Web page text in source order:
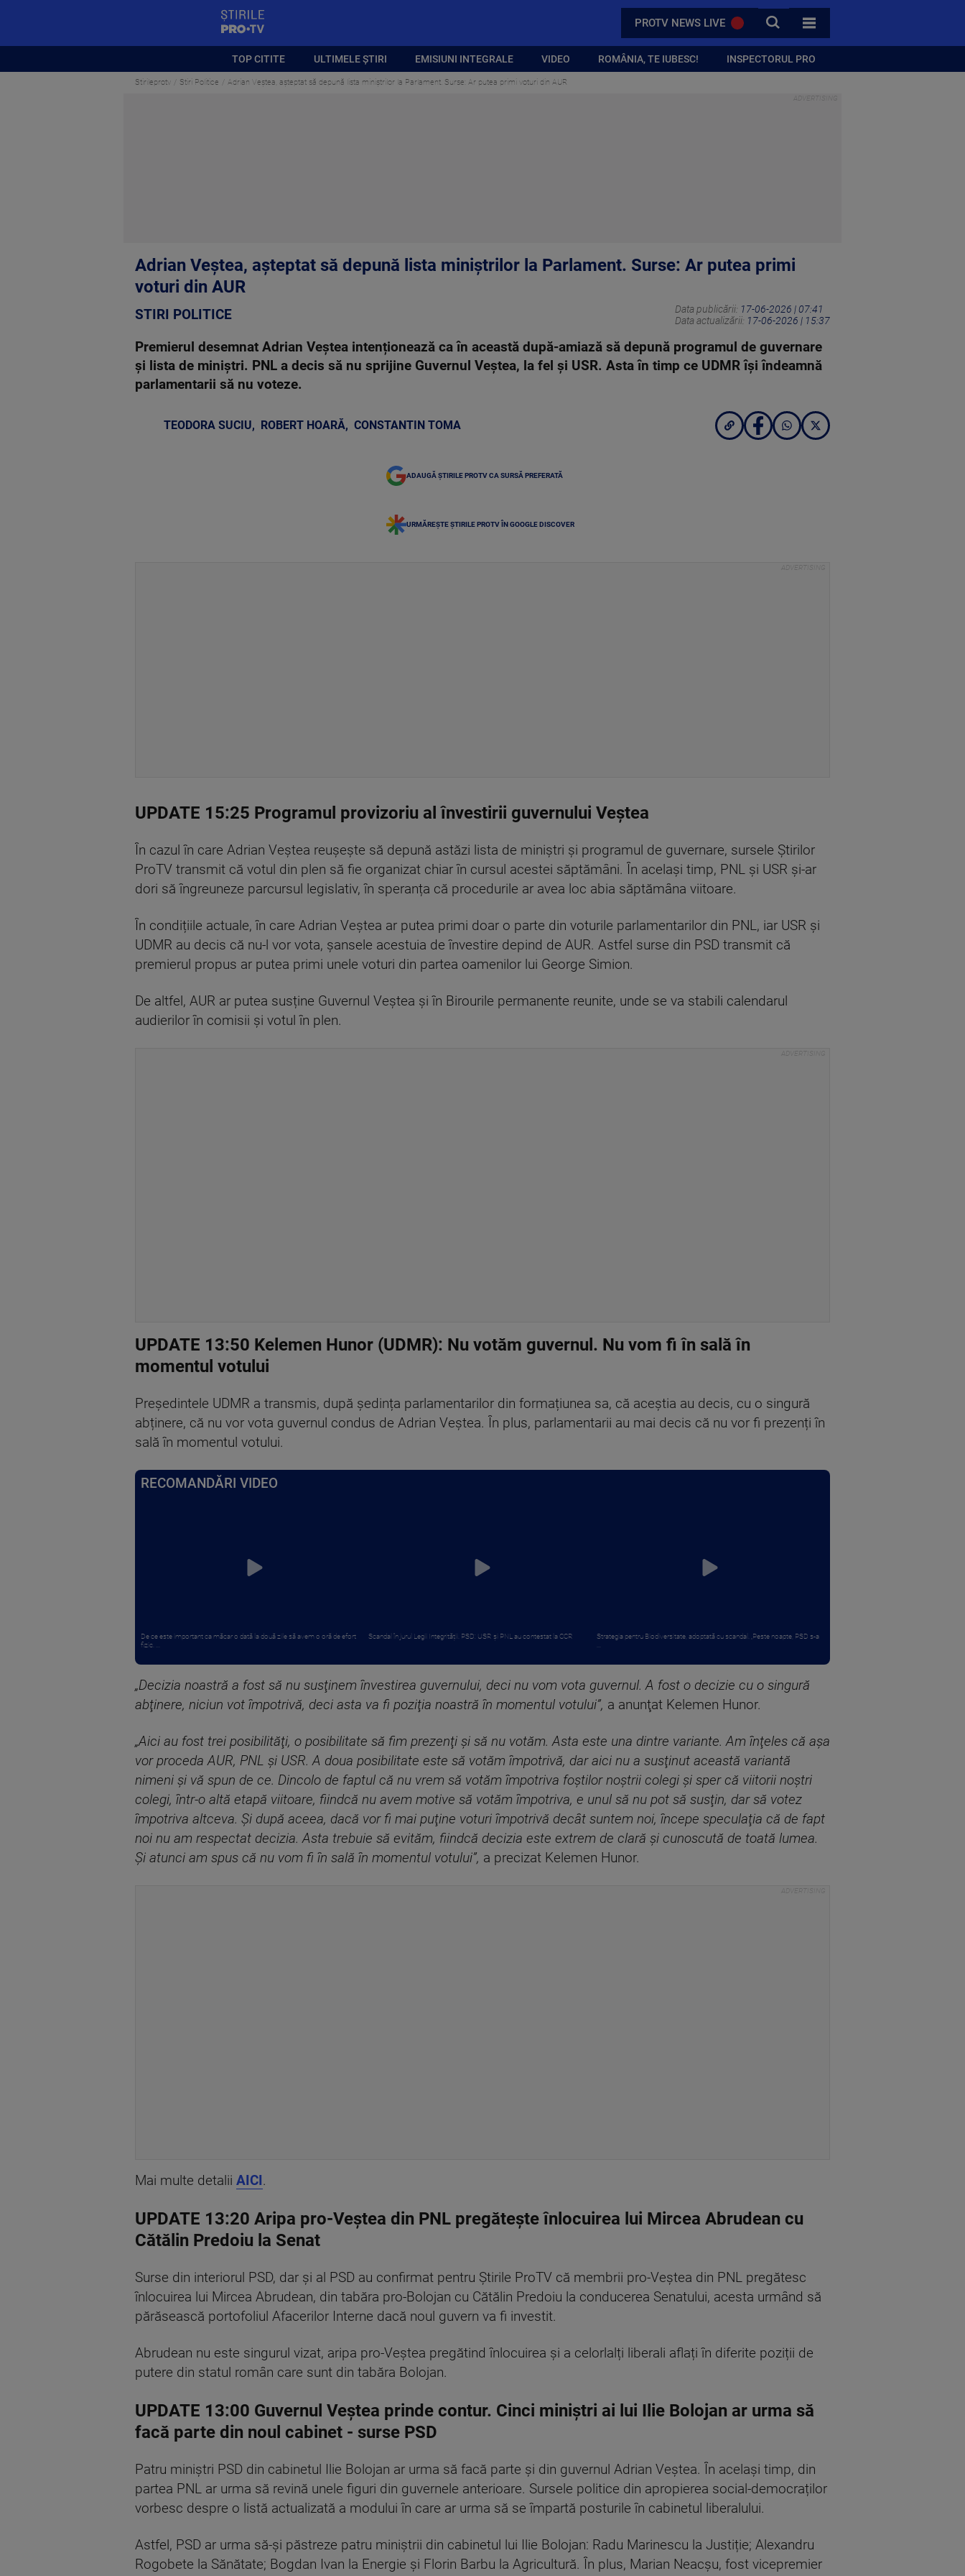
PROTV NEWS LIVE CAUTA
TOATE CATEGORIILE
TOP CITITE ULTIMELE ȘTIRI EMISIUNI INTEGRALE VIDEO ROMÂNIA, TE IUBESC! INSPECTORUL PRO
Stirileprotv Stiri Politice Adrian Veștea, așteptat să depună lista miniștrilor la Parlament. Surse: Ar putea primi voturi din AUR
Adrian Veștea, așteptat să depună lista miniștrilor la Parlament. Surse: Ar putea primi
voturi din AUR
STIRI POLITICE Data publicării: 17-06-2026 | 07:41
Data actualizării: 17-06-2026 | 15:37
Premierul desemnat Adrian Veștea intenționează ca în această după-amiază să depună programul de guvernare
şi lista de miniştri. PNL a decis să nu sprijine Guvernul Veștea, la fel și USR. Asta în timp ce UDMR își îndeamnă
parlamentarii să nu voteze.
TEODORA SUCIU, ROBERT HOARĂ, CONSTANTIN TOMA
ADAUGĂ ȘTIRILE PROTV CA SURSĂ PREFERATĂ
URMĂREȘTE ȘTIRILE PROTV ÎN GOOGLE DISCOVER
UPDATE 15:25 Programul provizoriu al învestirii guvernului Veștea
În cazul în care Adrian Veștea reușește să depună astăzi lista de miniștri și programul de guvernare, sursele Știrilor
ProTV transmit că votul din plen să fie organizat chiar în cursul acestei săptămâni. În același timp, PNL și USR și-ar
dori să îngreuneze parcursul legislativ, în speranța că procedurile ar avea loc abia săptămâna viitoare.
În condițiile actuale, în care Adrian Veștea ar putea primi doar o parte din voturile parlamentarilor din PNL, iar USR și
UDMR au decis că nu-l vor vota, șansele acestuia de învestire depind de AUR. Astfel surse din PSD transmit că
premierul propus ar putea primi unele voturi din partea oamenilor lui George Simion.
De altfel, AUR ar putea susține Guvernul Veștea și în Birourile permanente reunite, unde se va stabili calendarul
audierilor în comisii și votul în plen.
UPDATE 13:50 Kelemen Hunor (UDMR): Nu votăm guvernul. Nu vom fi în sală în
momentul votului
Președintele UDMR a transmis, după ședința parlamentarilor din formațiunea sa, că aceștia au decis, cu o singură
abținere, că nu vor vota guvernul condus de Adrian Veștea. În plus, parlamentarii au mai decis că nu vor fi prezenți în
sală în momentul votului.
RECOMANDĂRI VIDEO
De ce este important ca măcar o dată la două zile să avem o oră de efort
fizic. ...
Scandal în jurul Legii Integrității. PSD: USR și PNL au contestat la CCR
Strategia pentru Biodiversitate, adoptată cu scandal. „Peste noapte, PSD s-a
„Decizia noastră a fost să nu susţinem învestirea guvernului, deci nu vom vota guvernul. A fost o decizie cu o singură
abţinere, niciun vot împotrivă, deci asta va fi poziţia noastră în momentul votului”, a anunţat Kelemen Hunor.
„Aici au fost trei posibilităţi, o posibilitate să fim prezenţi şi să nu votăm. Asta este una dintre variante. Am înţeles că aşa
vor proceda AUR, PNL şi USR. A doua posibilitate este să votăm împotrivă, dar aici nu a susţinut această variantă
nimeni şi vă spun de ce. Dincolo de faptul că nu vrem să votăm împotriva foştilor noştrii colegi şi sper că viitorii noştri
colegi, într-o altă etapă viitoare, fiindcă nu avem motive să votăm împotriva, e unul să nu pot să susţin, dar să votez
împotriva altceva. Şi după aceea, dacă vor fi mai puţine voturi împotrivă decât suntem noi, începe speculaţia că de fapt
noi nu am respectat decizia. Asta trebuie să evităm, fiindcă decizia este extrem de clară şi cunoscută de toată lumea.
Şi atunci am spus că nu vom fi în sală în momentul votului”, a precizat Kelemen Hunor.
Mai multe detalii AICI .
UPDATE 13:20 Aripa pro-Veștea din PNL pregătește înlocuirea lui Mircea Abrudean cu
Cătălin Predoiu la Senat
Surse din interiorul PSD, dar și al PSD au confirmat pentru Știrile ProTV că membrii pro-Veștea din PNL pregătesc
înlocuirea lui Mircea Abrudean, din tabăra pro-Bolojan cu Cătălin Predoiu la conducerea Senatului, acesta urmând să
părăsească portofoliul Afacerilor Interne dacă noul guvern va fi investit.
Abrudean nu este singurul vizat, aripa pro-Veștea pregătind înlocuirea și a celorlalți liberali aflați în diferite poziții de
putere din statul român care sunt din tabăra Bolojan.
UPDATE 13:00 Guvernul Veștea prinde contur. Cinci miniștri ai lui Ilie Bolojan ar urma să
facă parte din noul cabinet - surse PSD
Patru miniștri PSD din cabinetul Ilie Bolojan ar urma să facă parte și din guvernul Adrian Veștea. În același timp, din
partea PNL ar urma să revină unele figuri din guvernele anterioare. Sursele politice din apropierea social-democraților
vorbesc despre o listă actualizată a modului în care ar urma să se împartă posturile în cabinetul liberalului.
Astfel, PSD ar urma să-și păstreze patru miniștrii din cabinetul lui Ilie Bolojan: Radu Marinescu la Justiție; Alexandru
Rogobete la Sănătate; Bogdan Ivan la Energie și Florin Barbu la Agricultură. În plus, Marian Neacșu, fost vicepremier